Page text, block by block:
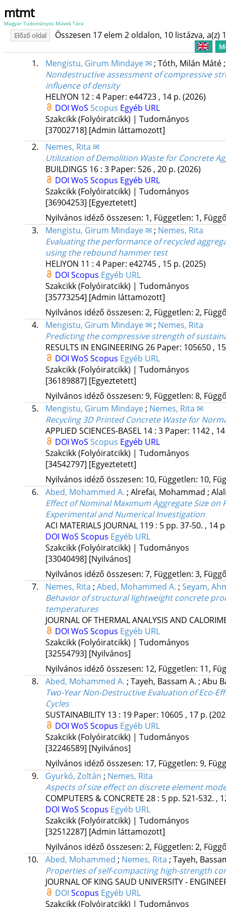
mtmt
Magyar Tudományos Művek Tára
Előző oldal Összesen 17 elem 2 oldalon, 10 listázva, a(z)
1. Mengistu, Girum Mindaye ✉; Tóth, Milán Máté
Nondestructive assessment of compressive
influence of density
HELIYON 12: 4 Paper: e44723 , 14 p. (2026)
DOI WoS Scopus Egyéb URL
Szakcikk (Folyóiratcikk) | Tudományos
[37002718] [Admin láttamozott]
2.
Nemes, Rita ✉
Utilization of Demolition Waste for Concrete
BUILDINGS 16: 3 Paper: 526 , 20 p. (2026)
DOI WoS Scopus Egyéb URL
Szakcikk (Folyóiratcikk) | Tudományos
[36904253] [Egyeztetett]
Nyilvános idéző összesen: 1, Független: 1,
3.
Mengistu, Girum Mindaye ✉; Nemes, Rita
Evaluating the performance of recycled
using the rebound hammer test
HELIYON 11 : 4 Paper: e42745 , 15 p. (2025)
DOI Scopus Egyéb URL
Szakcikk (Folyóiratcikk) | Tudományos
[35773254] [Admin láttamozott]
Nyilvános idéző összesen: 2, Független: 2,
4.
Mengistu, Girum Mindaye ✉; Nemes, Rita
Predicting the compressive strength of
RESULTS IN ENGINEERING 26 Paper: 105650 ,
DOI WoS Scopus Egyéb URL
Szakcikk (Folyóiratcikk) | Tudományos
[36189887] [Egyeztetett]
Nyilvános idéző összesen: 9, Független: 8,
5.
Mengistu, Girum Mindaye; Nemes, Rita ✉
Recycling 3D Printed Concrete Waste for
APPLIED SCIENCES-BASEL 14: 3 Paper: 1142 ,
DOI WoS Scopus Egyéb URL
Szakcikk (Folyóiratcikk) | Tudományos
[34542797] [Egyeztetett]
Nyilvános idéző összesen: 10, Független: 10,
6.
Abed, Mohammed A. ; Alrefai, Mohammad ;
Effect of Nominal Maximum Aggregate Size
Experimental and Numerical Investigation
ACI MATERIALS JOURNAL 119: 5 pp. 37-50. , 14
DOI WoS Scopus Egyéb URL
Szakcikk (Folyóiratcikk) | Tudományos
[33040498] [Nyilvános]
Nyilvános idéző összesen: 7, Független: 3,
7.
Nemes, Rita ; Abed, Mohammed A. ; Seyam,
Behavior of structural lightweight concrete
temperatures
JOURNAL OF THERMAL ANALYSIS AND
DOI WoS Scopus Egyéb URL
Szakcikk (Folyóiratcikk) | Tudományos
[32554793] [Nyilvános]
Nyilvános idéző összesen: 12, Független: 11,
8.
Abed, Mohammed A. ; Tayeh, Bassam A. ; Abu
Two-Year Non-Destructive Evaluation of Eco-
Cycles
SUSTAINABILITY 13: 19 Paper: 10605 , 17 p.
DOI WoS Scopus Egyéb URL
Szakcikk (Folyóiratcikk) | Tudományos
[32246589] [Nyilvános]
Nyilvános idéző összesen: 17, Független: 9,
9.
Gyurkó, Zoltán ; Nemes, Rita
Aspects of size effect on discrete element
COMPUTERS & CONCRETE 28: 5 pp. 521-532. ,
DOI WoS Scopus Egyéb URL
Szakcikk (Folyóiratcikk) | Tudományos
[32512287] [Admin láttamozott]
Nyilvános idéző összesen: 2, Független: 2,
10.
Abed, Mohammed ; Nemes, Rita ; Tayeh,
Properties of self-compacting high-strength
JOURNAL OF KING SAUD UNIVERSITY -
DOI Scopus Egyéb URL
Szakcikk (Folyóiratcikk) | Tudományos